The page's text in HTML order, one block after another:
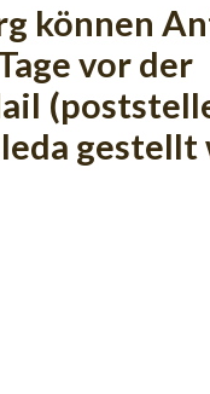
können
vor der
gestellt